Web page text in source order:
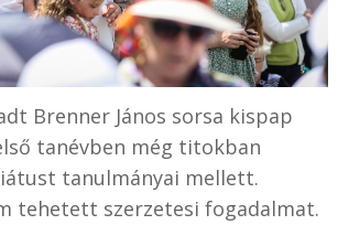
Brenner János sorsa kispap
tanévben még titokban
tanulmányai mellett.
tehetett szerzetesi fogadalmat.